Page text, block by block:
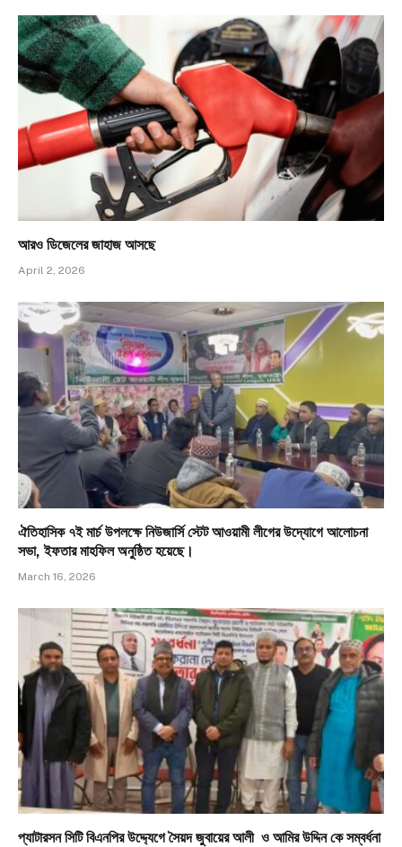
আরও ডিজেলের জাহাজ আসছে
April 2, 2026
ঐতিহাসিক ৭ই মার্চ উপলক্ষে নিউজার্সি স্টেট আওয়ামী লীগের উদ্যোগে আলোচনা
সভা, ইফতার মাহফিল অনুষ্ঠিত হয়েছে।
March 16, 2026
প্যাটারসন সিটি বিএনপির উদ্দ্যেগে সৈয়দ জুবায়ের আলী ও আমির উদ্দিন কে সম্বর্ধনা